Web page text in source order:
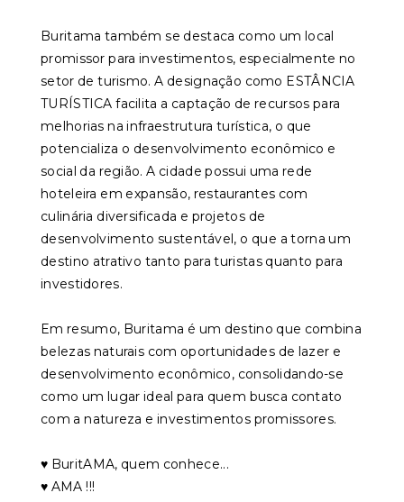
Buritama também se destaca como um local
promissor para investimentos, especialmente no
setor de turismo. A designação como ESTÂNCIA
TURÍSTICA facilita a captação de recursos para
melhorias na infraestrutura turística, o que
potencializa o desenvolvimento econômico e
social da região. A cidade possui uma rede
hoteleira em expansão, restaurantes com
culinária diversificada e projetos de
desenvolvimento sustentável, o que a torna um
destino atrativo tanto para turistas quanto para
investidores.
Em resumo, Buritama é um destino que combina
belezas naturais com oportunidades de lazer e
desenvolvimento econômico, consolidando-se
como um lugar ideal para quem busca contato
com a natureza e investimentos promissores.
♥️ BuritAMA, quem conhece...
♥️ AMA !!!